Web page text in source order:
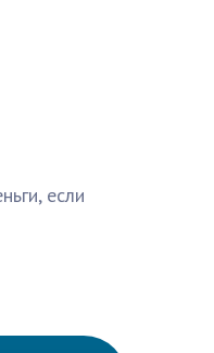
если